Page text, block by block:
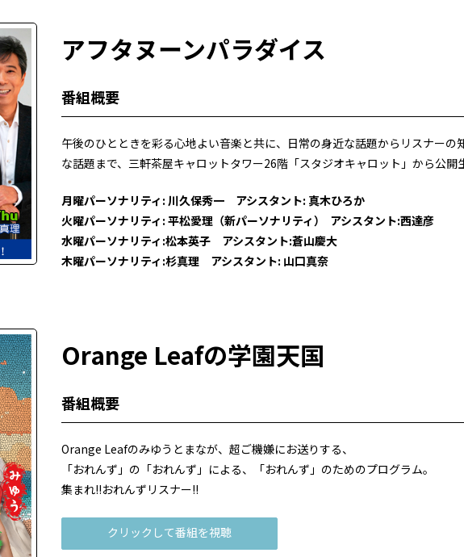
アフタヌーンパラダイス
番組概要
午後のひとときを彩る心地よい音楽と共に、日常の身近な話題からリスナーの
な話題まで、三軒茶屋キャロットタワー26階「スタジオキャロット」から公開
月曜パーソナリティ: 川久保秀一 アシスタント: 真木ひろか
火曜パーソナリティ: 平松愛理（新パーソナリティ） アシスタント:西達彦
水曜パーソナリティ:松本英子 アシスタント:蒼山慶大
木曜パーソナリティ:杉真理 アシスタント: 山口真奈
Orange Leafの学園天国
番組概要
Orange Leafのみゆうとまなが、超ご機嫌にお送りする、
「おれんず」の「おれんず」による、「おれんず」のためのプログラム。
集まれ!!おれんずリスナー!!
クリックして番組を視聴